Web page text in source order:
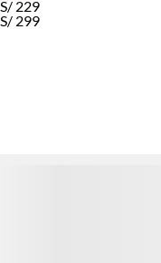
S/ 229
S/ 299